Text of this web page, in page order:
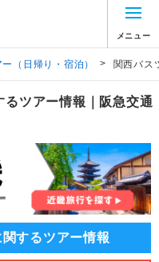
メニュー
（日帰り・宿泊） > 関西バ
るツアー情報｜阪急交通
するツアー情報